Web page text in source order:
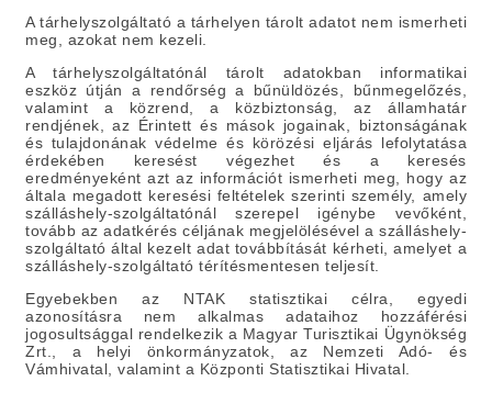
A tárhelyszolgáltató a tárhelyen tárolt adatot nem ismerheti
meg, azokat nem kezeli.
A tárhelyszolgáltatónál tárolt adatokban informatikai
eszköz útján a rendőrség a bűnüldözés, bűnmegelőzés,
valamint a közrend, a közbiztonság, az államhatár
rendjének, az Érintett és mások jogainak, biztonságának
és tulajdonának védelme és körözési eljárás lefolytatása
érdekében keresést végezhet és a keresés
eredményeként azt az információt ismerheti meg, hogy az
általa megadott keresési feltételek szerinti személy, amely
szálláshely-szolgáltatónál szerepel igénybe vevőként,
tovább az adatkérés céljának megjelölésével a szálláshely-
szolgáltató által kezelt adat továbbítását kérheti, amelyet a
szálláshely-szolgáltató térítésmentesen teljesít.
Egyebekben az NTAK statisztikai célra, egyedi
azonosításra nem alkalmas adataihoz hozzáférési
jogosultsággal rendelkezik a Magyar Turisztikai Ügynökség
Zrt., a helyi önkormányzatok, az Nemzeti Adó- és
Vámhivatal, valamint a Központi Statisztikai Hivatal.